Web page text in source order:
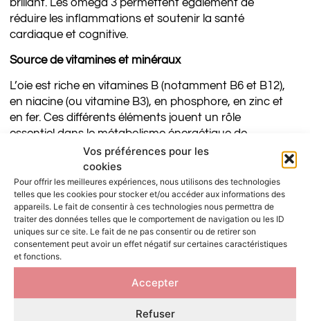
Vos préférences pour les
cookies
Pour offrir les meilleures expériences, nous utilisons des technologies
telles que les cookies pour stocker et/ou accéder aux informations des
appareils. Le fait de consentir à ces technologies nous permettra de
traiter des données telles que le comportement de navigation ou les ID
uniques sur ce site. Le fait de ne pas consentir ou de retirer son
consentement peut avoir un effet négatif sur certaines caractéristiques
et fonctions.
Accepter
Refuser
réduire les inflammations et soutenir la santé
cardiaque et cognitive.
Source de vitamines et minéraux
L’oie est riche en vitamines B (notamment B6 et B12),
en niacine (ou vitamine B3), en phosphore, en zinc et
en fer. Ces différents éléments jouent un rôle
essentiel dans le métabolisme énergétique de
l’organisme en aidant à convertir les aliments en
Une appétence élevée
Enfin, le goût riche et savoureux de la viande d’oie la
rend particulièrement attrayante pour les chats et
les chiens, ce qui peut être utile pour stimuler
l’appétit des animaux difficiles.
RECOMMANDATIONS